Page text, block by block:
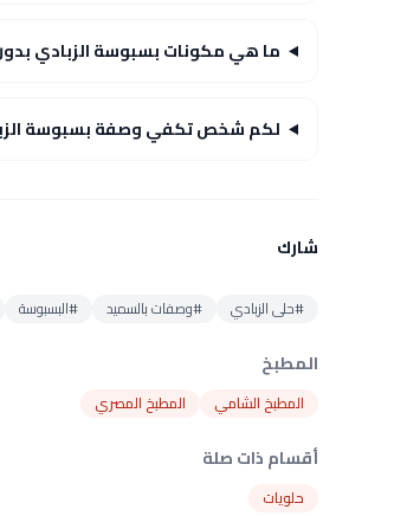
ما هي مكونات بسبوسة الزبادي
لكم شخص تكفي وصفة بسبوسة
شارك
#حلى الزبادي #وصفات بالسميد #البسبوسة
المطبخ
المطبخ الشامي المطبخ المصري
أقسام ذات صلة
حلويات